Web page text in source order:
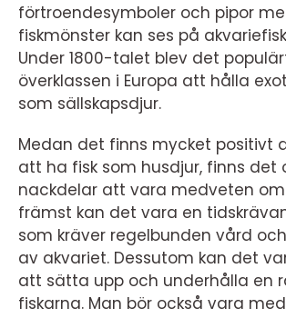
förtroendesymboler och pipor
fiskmönster kan ses på
Under 1800-talet blev det
överklassen i Europa att hålla
som sällskapsdjur.
Medan det finns mycket positivt
att ha fisk som husdjur, finns det
nackdelar att vara medveten
främst kan det vara en
som kräver regelbunden vård
av akvariet. Dessutom kan det
att sätta upp och underhålla en
fiskarna. Man bör också vara